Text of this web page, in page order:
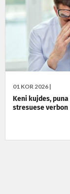
01 KOR 2026 |
Keni kujdes, puna
stresuese verbon